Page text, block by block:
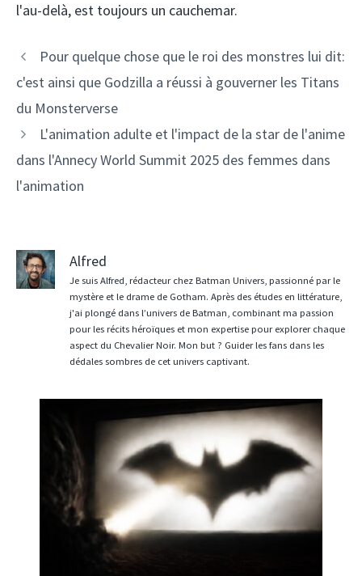
l'au-delà, est toujours un cauchemar.
Pour quelque chose que le roi des monstres lui dit:
c'est ainsi que Godzilla a réussi à gouverner les Titans
du Monsterverse
L'animation adulte et l'impact de la star de l'anime
dans l'Annecy World Summit 2025 des femmes dans
l'animation
Alfred
Je suis Alfred, rédacteur chez Batman Univers, passionné par le
mystère et le drame de Gotham. Après des études en littérature,
j'ai plongé dans l’univers de Batman, combinant ma passion
pour les récits héroïques et mon expertise pour explorer chaque
aspect du Chevalier Noir. Mon but ? Guider les fans dans les
dédales sombres de cet univers captivant.